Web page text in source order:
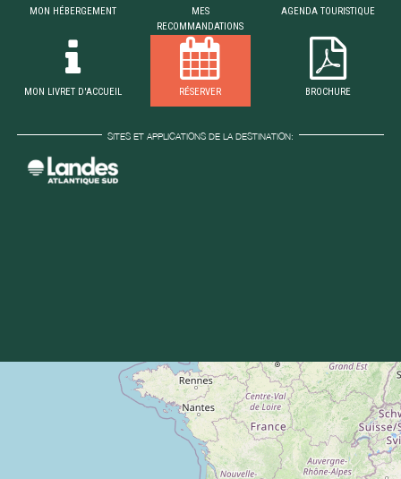
MON HÉBERGEMENT
MES
RECOMMANDATIONS
AGENDA TOURISTIQUE
MON LIVRET D'ACCUEIL RÉSERVER BROCHURE
SITES ET APPLICATIONS DE LA DESTINATION: